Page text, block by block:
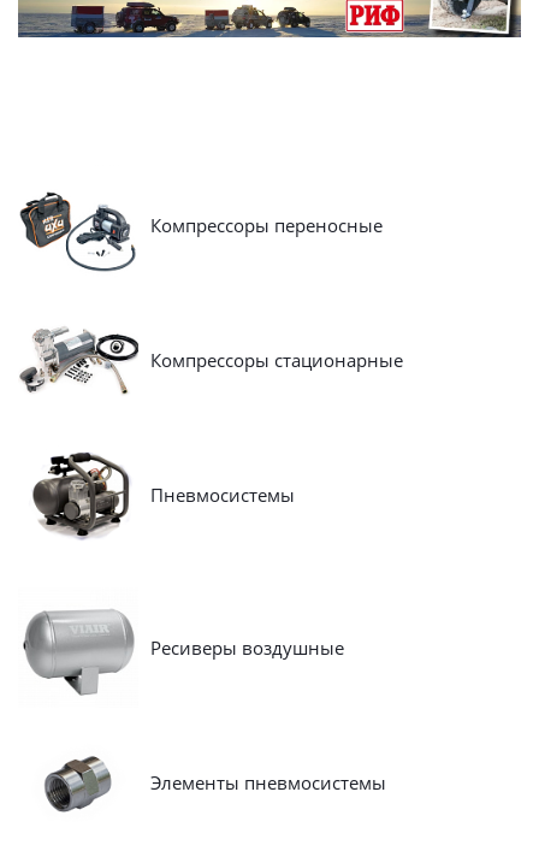
Компрессоры переносные
Компрессоры стационарные
Пневмосистемы
Ресиверы воздушные
Элементы пневмосистемы